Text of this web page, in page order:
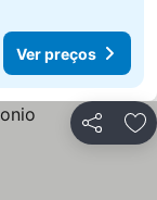
Ver preços
Partilhar